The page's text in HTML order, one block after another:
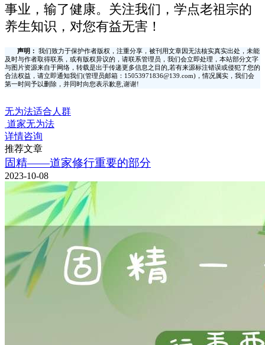
事业，输了健康。关注我们，学点老祖宗的
养生知识，对您有益无害！
声明：
我们致力于保护作者版权，注重分享，被刊用文章因无法核实真实出处，未能
及时与作者取得联系，或有版权异议的，请联系管理员，我们会立即处理，本站部分文字
与图片资源来自于网络，转载是出于传递更多信息之目的,若有来源标注错误或侵犯了您的
合法权益，请立即通知我们(管理员邮箱：15053971836@139.com)，情况属实，我们会
第一时间予以删除，并同时向您表示歉意,谢谢!
无为法适合人群
道家无为法
详情咨询
推荐文章
固精——道家修行重要的部分
2023-10-08